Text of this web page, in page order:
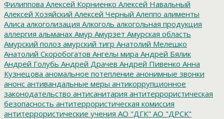
Филиппова Алексей Корниенко Алексей Навальный
Алексей Хозяйский Алексей Черный Алеппо алименты
Алиса алкоголизация Алкоголь алкогольная продукция
аллергия альманах Амур Амурзет Амурская область
Амурский полоз амурский тигр Анатолий Мелешко
Анатолий Скоробогатов Ангелы мира Андрей Бялик
Андрей Голубь Андрей Драчев Андрей Пивенко Анна
Кузнецова аномальное потепление анонимные звонки
анонс антивандальные меры антикоррупционное
законодательство антисанитария антитеррористическая
безопасность антитеррористическая комиссия
антитеррористические учения АО "ДГК" АО "ДРСК"